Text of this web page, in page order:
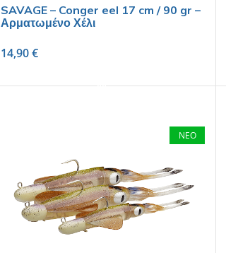
SAVAGE – Conger eel 17 cm / 90 gr –
Αρματωμένο Χέλι
14,90€
ΝΕΟ